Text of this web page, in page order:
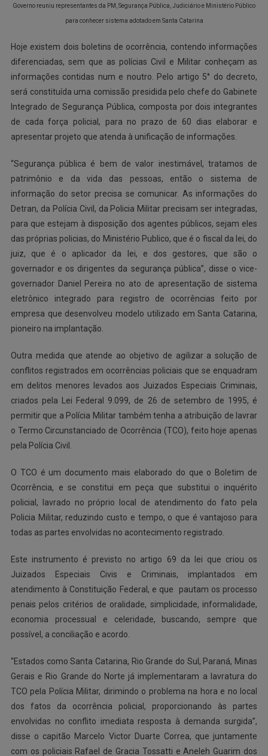
Governo reuniu representantes da PM, Segurança Pública, Judiciário e Ministério Público
para conhecer sistema adotado em Santa Catarina
Hoje existem dois boletins de ocorrência, contendo informações
diferenciadas, sem que as polícias Civil e Militar conheçam as
informações contidas num e noutro. Pelo artigo 5° do decreto,
será constituída uma comissão presidida pelo chefe do Gabinete
Integrado de Segurança Pública, composta por dois integrantes
de cada força policial, para no prazo de 60 dias elaborar e
apresentar projeto que atenda à unificação de informações.
“Segurança pública é bem de valor inestimável, tratamos de
patrimônio e da vida das pessoas, então o sistema de
informação do setor precisa se comunicar. As informações do
Detran, da Polícia Civil, da Policia Militar precisam ser integradas,
para que estejam à disposição dos agentes públicos, sejam eles
das próprias policias, do Ministério Publico, que é o fiscal da lei, do
juiz, que é o aplicador da lei, e dos gestores, que são o
governador e os dirigentes da segurança pública”, disse o vice-
governador Daniel Pereira no ato de apresentação de sistema
eletrônico integrado para registro de ocorrências feito por
empresa que desenvolveu modelo utilizado em Santa Catarina,
pioneiro na implantação.
Outra medida que atende ao objetivo de agilizar a solução de
conflitos registrados em ocorrências policiais que se enquadram
em delitos menores levados aos Juizados Especiais Criminais,
criados pela Lei Federal 9.099, de 26 de setembro de 1995, é
permitir que a Polícia Militar também tenha a atribuição de lavrar
o Termo Circunstanciado de Ocorrência (TCO), feito hoje apenas
pela Polícia Civil.
O TCO é um documento mais elaborado do que o Boletim de
Ocorrência, e se constitui em peça que substitui o inquérito
policial, lavrado no próprio local de atendimento do fato pela
Policia Militar, reduzindo custo e tempo, o que é vantajoso para
todas as partes envolvidas no acontecimento registrado.
Este instrumento é previsto no artigo 69 da lei que criou os
Juizados Especiais Civis e Criminais, implantados em
atendimento à Constituição Federal, e que pautam os processo
penais pelos critérios de oralidade, simplicidade, informalidade,
economia processual e celeridade, buscando, sempre que
possível, a conciliação e acordo.
“Estados como Santa Catarina, Rio Grande do Sul, Paraná, Minas
Gerais e Rio Grande do Norte já implementaram a lavratura do
TCO pela Polícia Militar, dirimindo o problema na hora e no local
dos fatos da ocorrência policial, proporcionando às partes
envolvidas no conflito imediata resposta à demanda surgida”,
disse o capitão Marcelo Victor Duarte Correa, que juntamente
com os policiais Rafael de Gracia Tossatti e Aneleh Guarim dos